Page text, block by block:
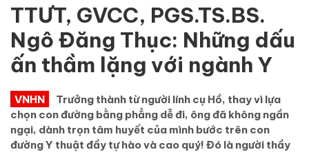
TTƯT, GVCC, PGS.TS.BS.
Ngô Đăng Thục: Những dấu
ấn thầm lặng với ngành Y
VNHN
Trưởng thành từ người lính cụ Hồ, thay vì lựa
chọn con đường bằng phẳng dễ đi, ông đã không ngần
ngại, dành trọn tâm huyết của mình bước trên con
đường Y thuật đầy tự hào và cao quý! Đó là người thầy